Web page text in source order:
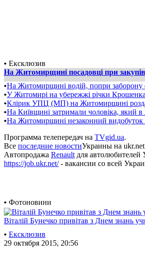
• Ексклюзив
На Житомирщині посадовці при
•На Житомирщині водій, попри заборону
•У Житомирі на убережжі річки
•Клірик УПЦ (МП) на Житомирщині
•На Київщині затримали чоловіка, який
•На Житомирщині незаконний видобуток
Программа телепередач на TVgid.ua.
Все последние новостиУкраины на
Автопродажа Renault для автолюбителей
https://job.ukr.net/- вакансии со всей
• Фотоновини
Віталій Бунечко привітав з Днем знань
• Ексклюзив
29 октября 2015, 20:56